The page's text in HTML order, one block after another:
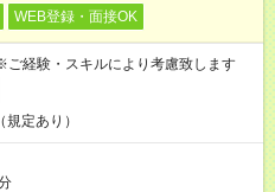
WEB登録・面接OK
経験・スキルにより考慮致します
定あり）